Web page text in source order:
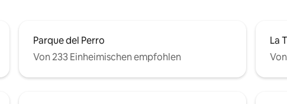
Parque del Perro
Von 233 Einheimischen empfohlen
La